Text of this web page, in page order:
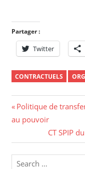
Partager :
Twitter
CONTRACTUELS
de
l’article
Previous
Post:
Politique de
au pouvoir
Next
Post:
CT SPIP